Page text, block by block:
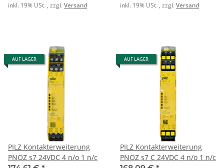
inkl. 19% USt. , zzgl.Versand inkl. 19% USt. , zzgl.Versand
AUF LAGER
PILZ Kontakterweiterung
PNOZ s7 24VDC 4 n/o 1 n/c
AUF LAGER
PILZ Kontakterweiterung
PNOZ s7 C 24VDC 4 n/o 1 n/c